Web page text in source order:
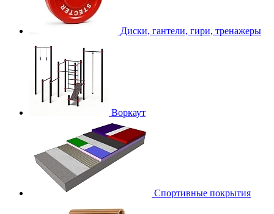
Диски, гантели, гири, тренажеры
Воркаут
Спортивные покрытия